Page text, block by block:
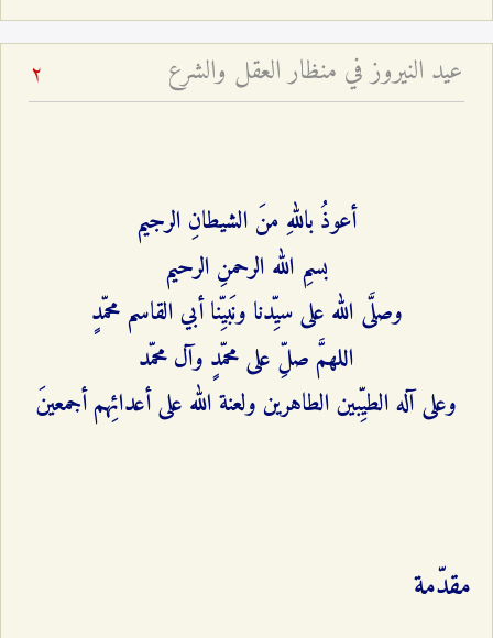
عيد النيروز في منظار العقل والشرع 2
أعوذُ باللهِ منَ الشيطانِ الرجيم
بسمِ الله الرحمنِ الرحيم
وصلَّى الله على سيِّدنا ونَبيِّنا أبي القاسم محمّدٍ
اللهمَّ صلِّ على محمّدٍ وآل محمّد
وعلى آله الطيِّبين الطاهرين ولعنة الله على أعدائِهم أجمعينَ
مقدّمة